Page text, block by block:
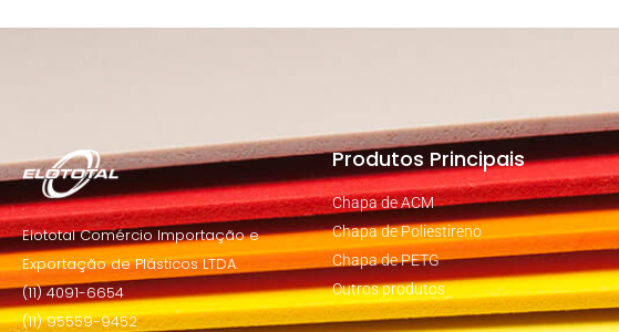
Elototal Comércio Importação e
Exportação de Plásticos LTDA.
(11) 4091-6654
(11) 95559-9452
Produtos Principais
Chapa de ACM
Chapa de Poliestireno
Chapa de PETG
Outros produtos